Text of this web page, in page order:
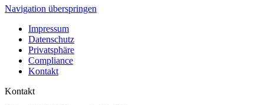
Navigation überspringen
Impressum
Datenschutz
Privatsphäre
Compliance
Kontakt
Kontakt